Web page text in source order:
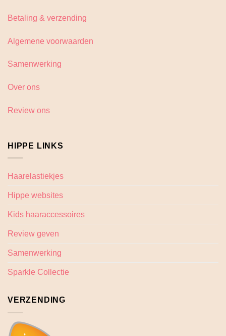
Betaling & verzending
Algemene voorwaarden
Samenwerking
Over ons
Review ons
HIPPE LINKS
Haarelastiekjes
Hippe websites
Kids haaraccessoires
Review geven
Samenwerking
Sparkle Collectie
VERZENDING